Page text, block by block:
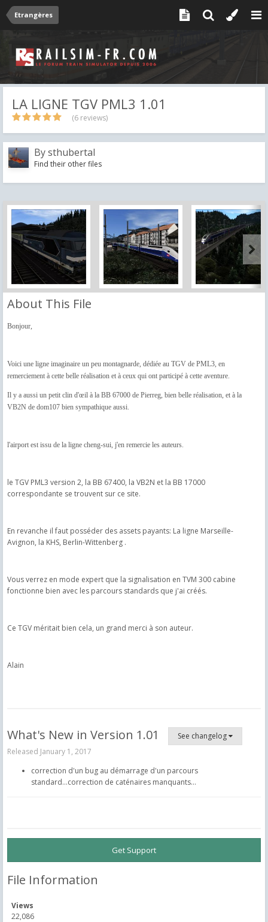
Etrangères
LA LIGNE TGV PML3 1.01
(6 reviews)
Bysthubertal
Find their other files
About This File
Bonjour,
Voici une ligne imaginaire un peu montagnarde, dédiée au TGV de PML3, en
remerciement à cette belle réalisation et à ceux qui ont participé à cette aventure.
Il y a aussi un petit clin d'œil à la BB 67000 de Pierreg, bien belle réalisation, et à la
VB2N de dom107 bien sympathique aussi.
l'airport est issu de la ligne cheng-sui, j'en remercie les auteurs.
le TGV PML3 version 2, la BB 67400, la VB2N et la BB 17000
correspondante se trouvent sur ce site.
En revanche il faut posséder des assets payants: La ligne Marseille-
Avignon, la KHS, Berlin-Wittenberg .
Vous verrez en mode expert que la signalisation en TVM 300 cabine
fonctionne bien avec les parcours standards que j'ai créés.
Ce TGV méritait bien cela, un grand merci à son auteur.
Alain
What's New in Version 1.01
See changelog
Released January 1, 2017
correction d'un bug au démarrage d'un parcours
standard...correction de caténaires manquants...
Get Support
File Information
Views
22,086